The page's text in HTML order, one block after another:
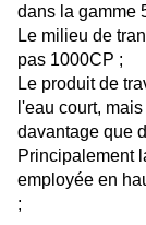
dans la gamme
Le milieu de
pas 1000CP ;
Le produit de
l'eau court,
davantage que
Principalement
employée en
;